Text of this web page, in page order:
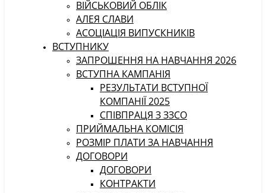
ВІЙСЬКОВИЙ ОБЛІК
АЛЕЯ СЛАВИ
АСОЦІАЦІЯ ВИПУСКНИКІВ
ВСТУПНИКУ
ЗАПРОШЕННЯ НА НАВЧАННЯ 2026
ВСТУПНА КАМПАНІЯ
РЕЗУЛЬТАТИ ВСТУПНОЇ
КОМПАНІЇ 2025
СПІВПРАЦЯ З ЗЗСО
ПРИЙМАЛЬНА КОМІСІЯ
РОЗМІР ПЛАТИ ЗА НАВЧАННЯ
ДОГОВОРИ
ДОГОВОРИ
КОНТРАКТИ